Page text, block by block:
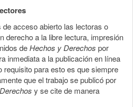
acceso abierto las lectoras o
derecho a la libre lectura, impresión
deHechos y Derechos por
inmediata a la publicación en línea
requisito para esto es que siempre
que el trabajo se publicó por
y se cite de manera